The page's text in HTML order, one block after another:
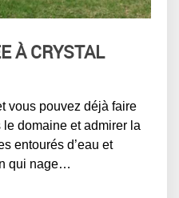
À CRYSTAL
vous pouvez déjà faire
domaine et admirer la
entourés d’eau et
qui nage…